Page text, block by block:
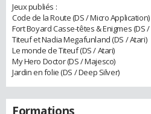
Jeux publiés :
Code de la Route (DS / Micro Application)
Fort Boyard Casse-têtes & Enigmes (DS
Titeuf et Nadia Megafunland (DS / Atari)
Le monde de Titeuf (DS / Atari)
My Hero Doctor (DS / Majesco)
Jardin en folie (DS / Deep Silver)
Formations